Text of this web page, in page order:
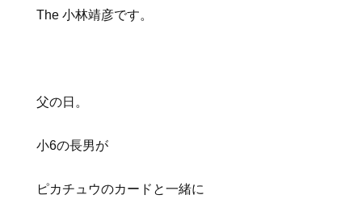
The 小林靖彦です。
父の日。
小6の長男が
ピカチュウのカードと一緒に